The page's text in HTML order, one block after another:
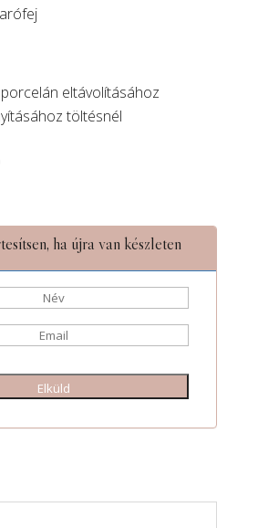
eltávolításához
töltésnél
ha újra van készleten
Elküld